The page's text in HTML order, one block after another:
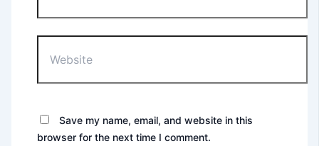
Save my name, email, and website in this
browser for the next time I comment.